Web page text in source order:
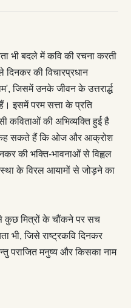
भी बदले में कवि की रचना करती
की विचारप्रधान
जिसमें उनके जीवन के उत्तरार्द्ध
इसमें परम सत्ता के प्रति
कविताओं की अभिव्यक्ति हुई है
कह सकते हैं कि ओज और आक्रोश
की भक्ति-भावनाओं से विह्वल
के विरल आयामों से जोड़ने का
से कुछ मित्रों के चौंकने पर सच
भी, जिसे राष्ट्रकवि दिनकर
पराजित मनुष्य और किसका नाम